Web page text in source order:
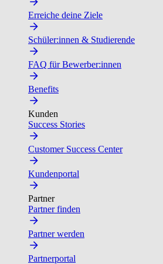
Erreiche deine Ziele
Schüler:innen & Studierende
FAQ für Bewerber:innen
Benefits
Kunden
Success Stories
Customer Success Center
Kundenportal
Partner
Partner finden
Partner werden
Partnerportal